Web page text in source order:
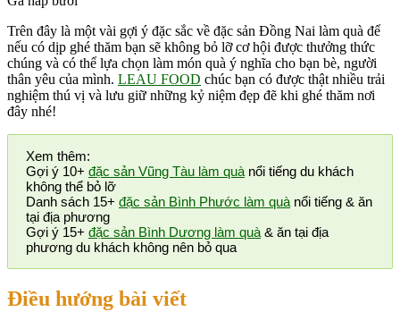
Trên đây là một vài gợi ý đặc sắc về đặc sản Đồng Nai làm quà để
nếu có dịp ghé thăm bạn sẽ không bỏ lỡ cơ hội được thưởng thức
chúng và có thể lựa chọn làm món quà ý nghĩa cho bạn bè, người
thân yêu của mình. LEAU FOOD chúc bạn có được thật nhiều trải
nghiệm thú vị và lưu giữ những kỷ niệm đẹp đẽ khi ghé thăm nơi
đây nhé!
Xem thêm:
Gợi ý 10+ đặc sản Vũng Tàu làm quà nổi tiếng du khách
không thể bỏ lỡ
Danh sách 15+ đặc sản Bình Phước làm quà nổi tiếng & ăn
tại địa phương
Gợi ý 15+ đặc sản Bình Dương làm quà & ăn tại địa
phương du khách không nên bỏ qua
Điều hướng bài viết